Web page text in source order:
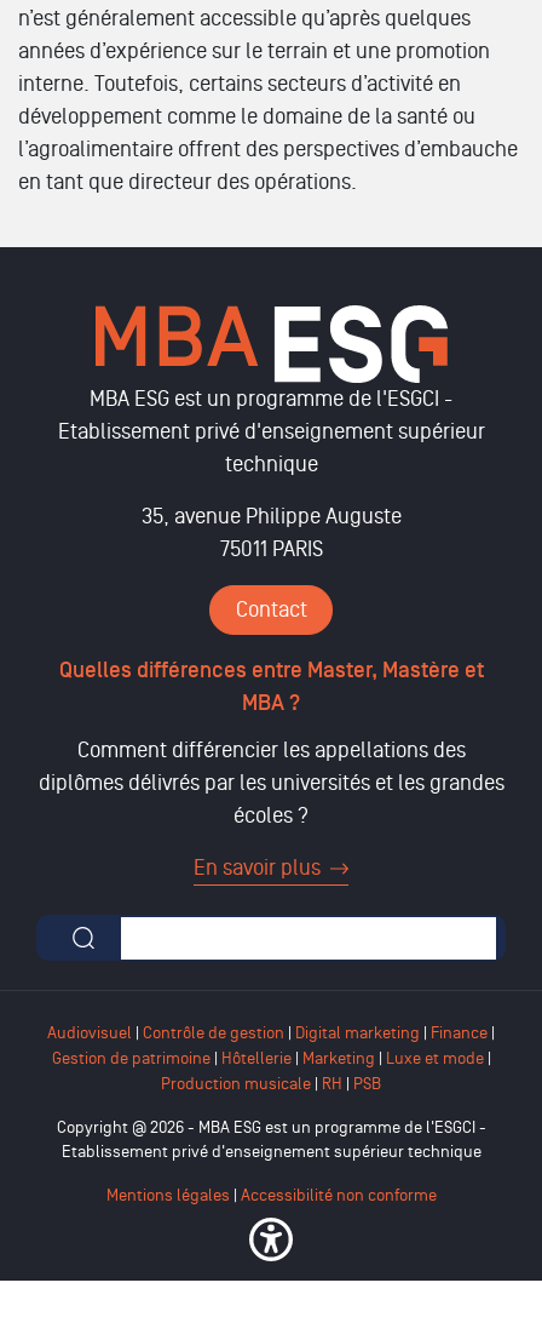
n’est généralement accessible qu’après quelques
années d’expérience sur le terrain et une promotion
interne. Toutefois, certains secteurs d’activité en
développement comme le domaine de la santé ou
l’agroalimentaire offrent des perspectives d’embauche
en tant que directeur des opérations.
MBA ESG est un programme de l'ESGCI -
Etablissement privé d'enseignement supérieur
technique
35, avenue Philippe Auguste
75011 PARIS
Contact
Quelles différences entre Master, Mastère et
MBA ?
Comment différencier les appellations des
diplômes délivrés par les universités et les grandes
écoles ?
En savoir plus
Formulaire de recherche
Audiovisuel | Contrôle de gestion | Digital marketing | Finance |
Gestion de patrimoine| Hôtellerie| Marketing | Luxe et mode|
Production musicale | RH | PSB
Copyright @ 2026 - MBA ESG est un programme de l'ESGCI -
Etablissement privé d'enseignement supérieur technique
Mentions légales Accessibilité non conforme